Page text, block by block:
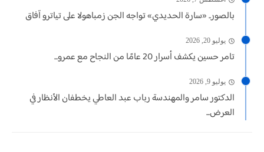
بالصور.. «سارة الحديدي» تواجه الجن زمباهولا على تياترو آفاق
يوليو 20, 2026
تامر حسين يكشف أسرار 20 عامًا من النجاح مع عمرو...
يوليو 9, 2026
الدكتور سامر والمهندسة رباب عبد العاطي يخطفان الأنظار في
العرض...